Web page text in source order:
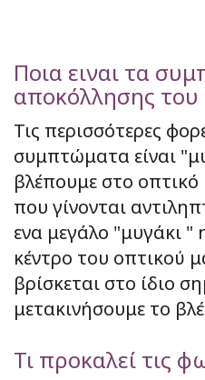
Ποια ειναι τα
αποκόλλησης του
Τις περισσότερες
συμπτώματα είναι
βλέπουμε στο
που γίνονται
ενα μεγάλο "μυγάκι
κέντρο του οπτικού
βρίσκεται στο ίδιο
μετακινήσουμε το
Τι προκαλεί τις